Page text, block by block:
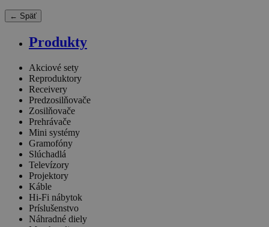
← Späť
Produkty
Akciové sety
Reproduktory
Receivery
Predzosilňovače
Zosilňovače
Prehrávače
Mini systémy
Gramofóny
Slúchadlá
Televízory
Projektory
Káble
Hi-Fi nábytok
Príslušenstvo
Náhradné diely